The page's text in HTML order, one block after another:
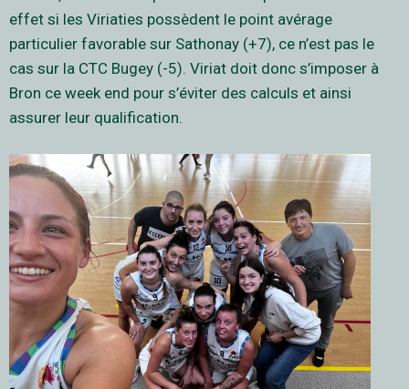
effet si les Viriaties possèdent le point avérage
particulier favorable sur Sathonay (+7), ce n’est pas le
cas sur la CTC Bugey (-5). Viriat doit donc s’imposer à
Bron ce week end pour s’éviter des calculs et ainsi
assurer leur qualification.